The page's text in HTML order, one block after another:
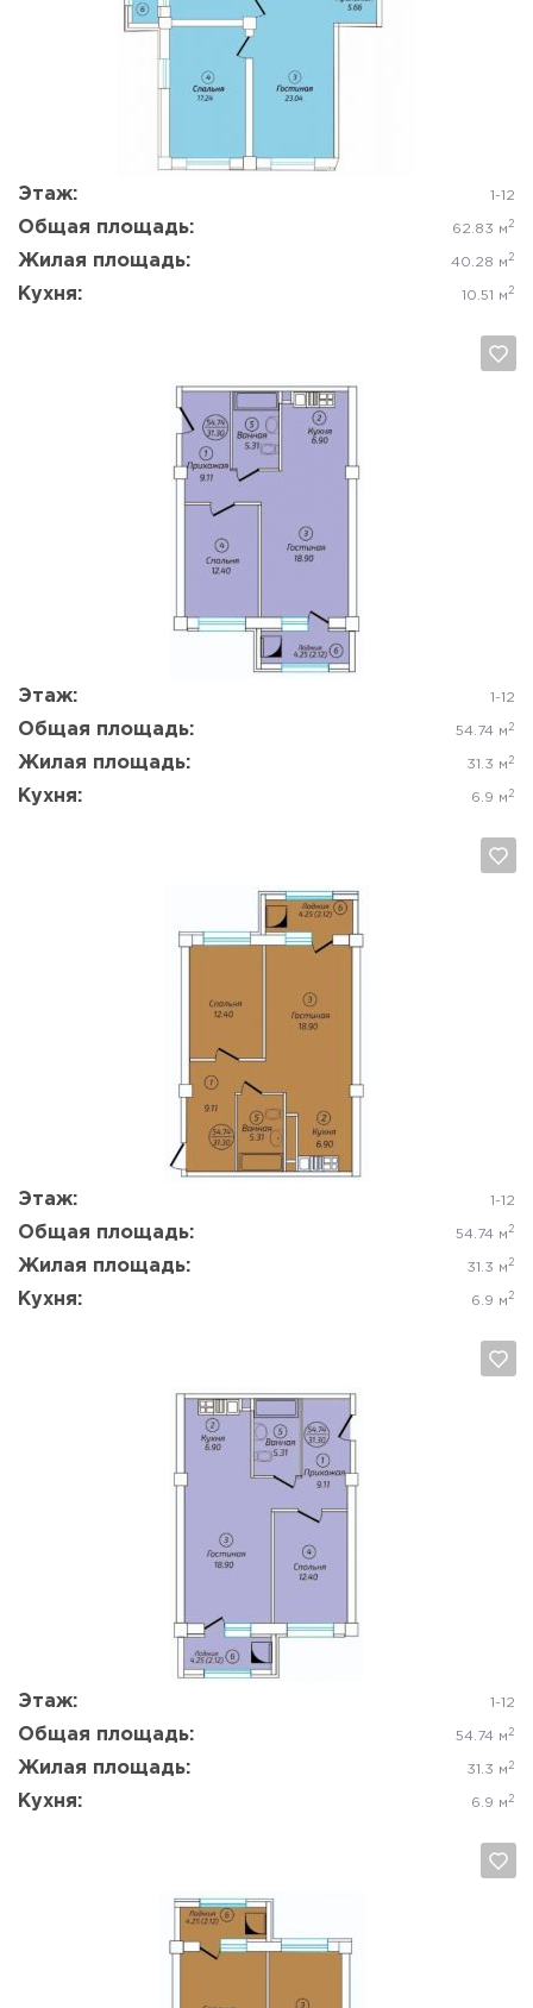
Этаж: 1-12
Общая площадь: 62.83 м 2
Жилая площадь: 40.28 м 2
Кухня: 10.51 м 2
Этаж: 1-12
Общая площадь: 54.74 м 2
Жилая площадь: 31.3 м 2
Кухня: 6.9 м 2
Этаж: 1-12
Общая площадь: 54.74 м 2
Жилая площадь: 31.3 м 2
Кухня: 6.9 м 2
Да, удалить Отмена
Этаж: 1-12
Общая площадь: 54.74 м 2
Жилая площадь: 31.3 м 2
Кухня: 6.9 м 2